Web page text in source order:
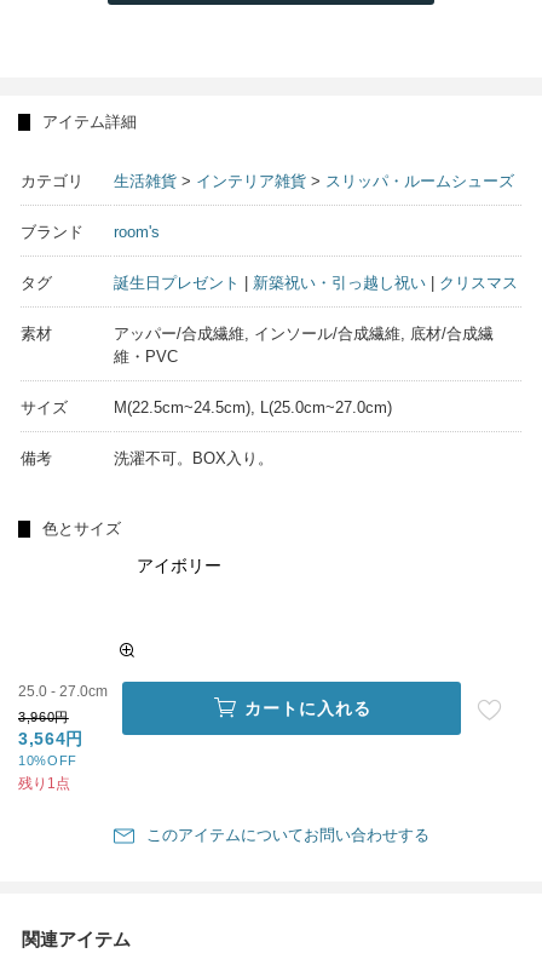
アイテム詳細
カテゴリ 生活雑貨 > インテリア雑貨 > スリッパ・ルームシューズ
ブランド room's
タグ 誕生日プレゼント 新築祝い・引っ越し祝い クリスマス
素材
アッパー/合成繊維, インソール/合成繊維, 底材/合成繊
維・PVC
サイズ M(22.5cm~24.5cm), L(25.0cm~27.0cm)
備考 洗濯不可。BOX入り。
色とサイズ
アイボリー
25.0 - 27.0cm
3,960円
3,564円
10%OFF
残り1点
カートに入れる
このアイテムについてお問い合わせする
関連アイテム